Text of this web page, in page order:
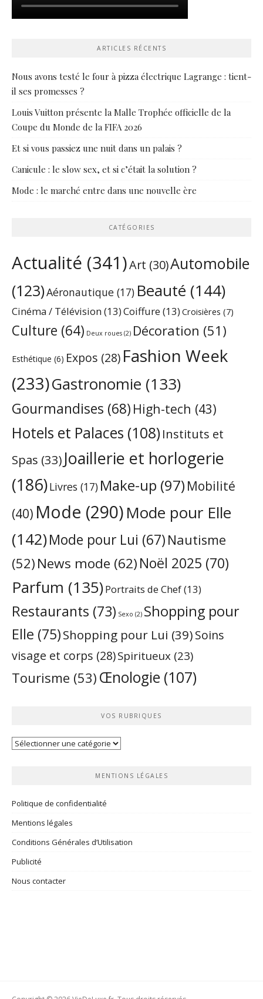
ARTICLES RÉCENTS
Nous avons testé le four à pizza électrique Lagrange : tient-
il ses promesses ?
Louis Vuitton présente la Malle Trophée officielle de la
Coupe du Monde de la FIFA 2026
Et si vous passiez une nuit dans un palais ?
Canicule : le slow sex, et si c’était la solution ?
Mode : le marché entre dans une nouvelle ère
CATÉGORIES
Actualité (341)Art (30)Automobile
(123)Aéronautique (17) Beauté (144)
Cinéma / Télévision(13)Coiffure(13) Croisières (7)
Culture (64) Deux roues (2) Décoration (51)
Esthétique (6) Expos (28) Fashion Week
(233)Gastronomie (133)
Gourmandises (68) High-tech (43)
Hotels et Palaces (108) Instituts et
Spas (33) Joaillerie et horlogerie
(186)Livres (17) Make-up (97) Mobilité
(40) Mode (290)Mode pour Elle
(142)Mode pour Lui (67) Nautisme
(52) News mode (62)Noël 2025 (70)
Parfum (135)Portraits de Chef(13)
Restaurants (73) Sexo (2) Shopping pour
Elle (75)Shopping pour Lui (39)Soins
visage et corps (28)Spiritueux (23)
Tourisme (53) Œnologie (107)
VOS RUBRIQUES
Vos
MENTIONS LÉGALES
Politique de confidentialité
Mentions légales
Conditions Générales d’Utilisation
Publicité
Nous contacter